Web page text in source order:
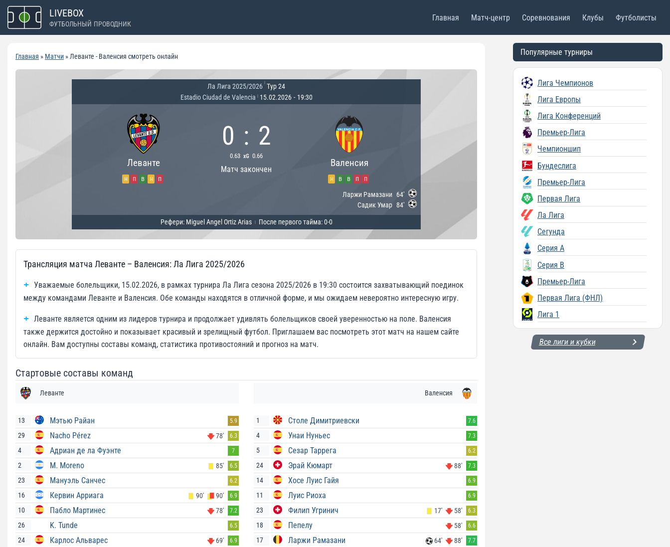
Перейти
содержимому
LIVEBOX
ФУТБОЛЬНЫЙ ПРОВОДНИК
Главная Матч-центр Соревнования Клубы Футболисты
Главная » Матчи » Леванте - Валенсия смотреть онлайн
Ла Лига 2025/2026 Тур 24
Estadio Ciudad de Valencia
15.02.2026 - 19:30
Леванте
н п в н п
0 : 2
0.63 xG 0.66
Матч закончен
Валенсия
н в в п
п
Ларжи Рамазани
64'
Садик Умар 84'
Рефери: Miguel Angel Ortiz Arias После первого тайма: 0-0
Трансляция матча Леванте – Валенсия: Ла Лига 2025/2026
Уважаемые болельщики, 15.02.2026, в рамках турнира Ла Лига сезона 2025/2026 в 19:30 состоится захватывающий поединок
между командами Леванте и Валенсия. Обе команды находятся в отличной форме, и мы ожидаем невероятно интересную игру.
Леванте является одним из лидеров турнира и продолжает удивлять болельщиков своей уверенностью на поле. Валенсия
также держится достойно и показывает красивый и зрелищный футбол. Приглашаем вас посмотреть этот матч на нашем сайте
онлайн. Вам доступны составы команд, статистика противостояний и прогноз на матч.
Стартовые составы команд
Леванте
13 Мэтью Райан 5.9
29 Nacho Pérez 78' 6.3
4 Адриан де ла Фуэнте 7
2 M. Moreno 85' 6.5
23 Мануэль Санчес 6.2
16 Кервин Арриага 90' 90' 6.9
10 Пабло Мартинес 78' 7.2
26 K. Tunde 6.5
24 Карлос Альварес 69' 6.9
Валенсия
1 Столе Димитриевски 7.6
4 Унаи Нуньес 7.3
5 Сезар Таррега 6.2
24 Эрай Кюмарт 88' 7.3
14 Хосе Луис Гайя 6.9
11 Луис Риоха 6.9
23 Филип Угринич 17' 58' 6.3
18 Пепелу 58' 6.6
17 Ларжи Рамазани 64' 88' 7.7
Популярные турниры
Лига Чемпионов
Лига Европы
Лига Конференций
Премьер-Лига
Чемпионшип
Бундеслига
Премьер-Лига
Первая Лига
Ла Лига
Сегунда
Серия A
Серия B
Премьер-Лига
Первая Лига (ФНЛ)
Лига 1
Все лиги и кубки